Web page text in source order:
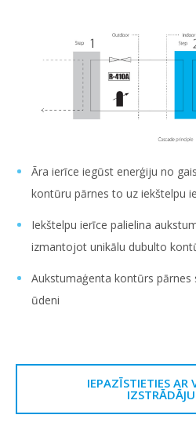
Āra ierīce iegūst enerģiju no
kontūru pārnes to uz iekštelpu
Iekštelpu ierīce palielina
izmantojot unikālu dubulto
Aukstumaģenta kontūrs
ūdeni
IEPAZĪSTIETIES AR